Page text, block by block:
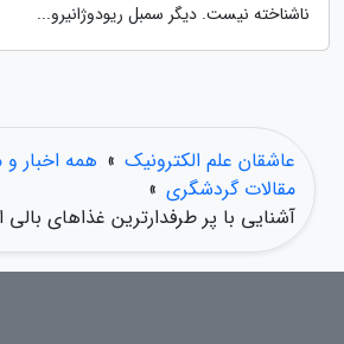
ناشناخته نیست. دیگر سمبل ریودوژانیرو...
عاشقان علم الکترونیک » همه اخبار و
مقالات گردشگری »
آشنایی با پر طرفدارترین غذاهای بالی